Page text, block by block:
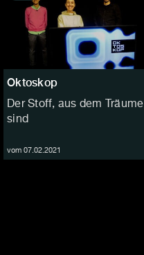
Oktoskop
Der Stoff, aus dem Träume
sind
vom 07.02.2021